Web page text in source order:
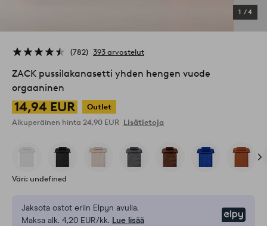
1 /4
782 393 arvostelut
ZACK pussilakanasetti yhden hengen vuode
orgaaninen
14,94 EUR
Outlet
Alkuperäinen hinta 24,90 EUR Lisätietoja
Väri: undefined
Jaksota ostot eriin Elpyn avulla.
Maksa alk. 4,20 EUR/kk. Lue lisää